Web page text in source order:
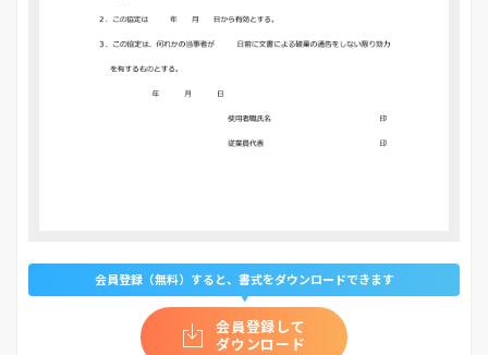
会員登録（無料）すると、書式をダウンロードできます
会員登録して
ダウンロード